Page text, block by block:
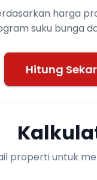
harga
suku bunga
Hitung
properti untuk